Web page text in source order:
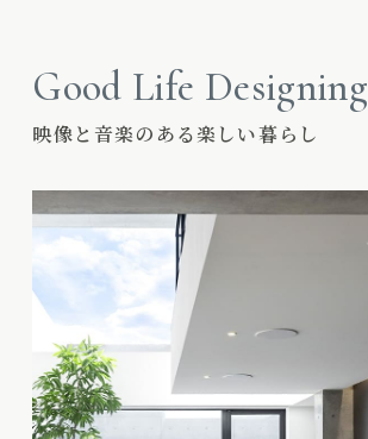
Good Life Designing
映像と音楽のある楽しい暮らし